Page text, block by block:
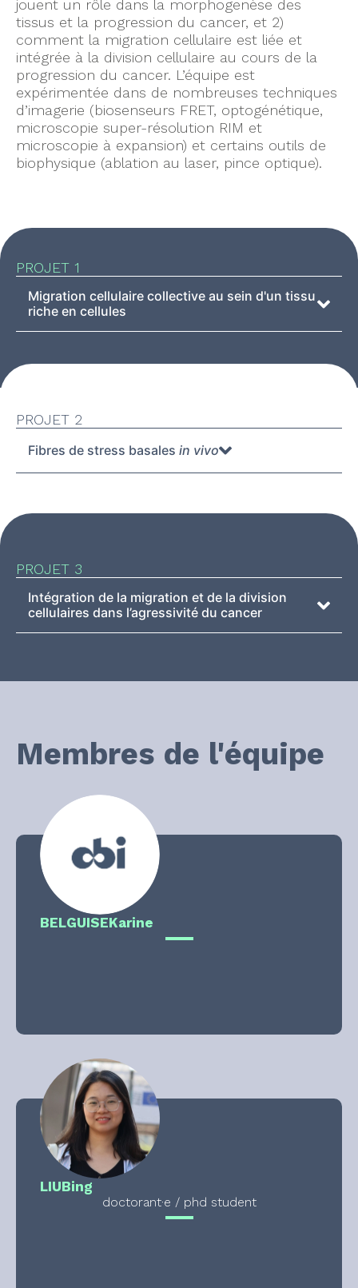
jouent un rôle dans la morphogenèse des
tissus et la progression du cancer, et 2)
comment la migration cellulaire est liée et
intégrée à la division cellulaire au cours de la
progression du cancer. L’équipe est
expérimentée dans de nombreuses techniques
d’imagerie (biosenseurs FRET, optogénétique,
microscopie super-résolution RIM et
microscopie à expansion) et certains outils de
biophysique (ablation au laser, pince optique).
PROJET 1
Migration cellulaire collective au sein d'un tissu
riche en cellules
PROJET 2
Fibres de stress basales in vivo
PROJET 3
Intégration de la migration et de la division
cellulaires dans l’agressivité du cancer
Membres de l'équipe
BELGUISEKarine
LIUBing
doctorant·e / phd student